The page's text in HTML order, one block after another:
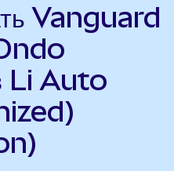
Vanguard
Li Auto